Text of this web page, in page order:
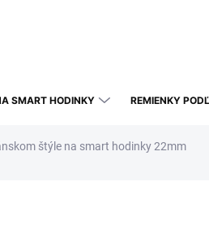
SMART HODINKY REMIENKY
štýle na smart hodinky 22mm